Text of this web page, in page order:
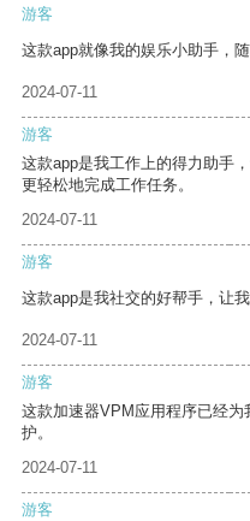
游客
这款app就像我的娱乐小助手，
2024-07-11
游客
这款app是我工作上的得力助手
更轻松地完成工作任务。
2024-07-11
游客
这款app是我社交的好帮手，让
2024-07-11
游客
这款加速器VPM应用程序已经
护。
2024-07-11
游客